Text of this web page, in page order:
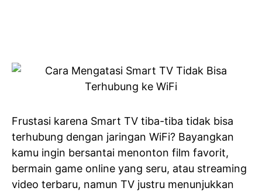
Frustasi karena Smart TV tiba-tiba tidak bisa
terhubung dengan jaringan WiFi? Bayangkan
kamu ingin bersantai menonton film favorit,
bermain game online yang seru, atau streaming
video terbaru, namun TV justru menunjukkan